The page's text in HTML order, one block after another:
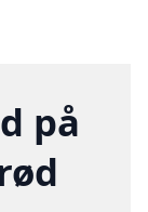
på